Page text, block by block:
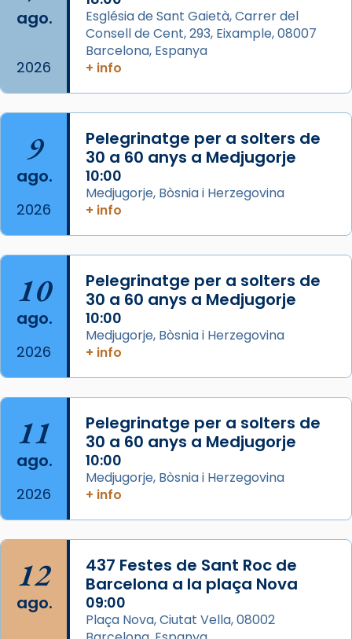
Aquest dilluns, 27 de juliol, ha tingut lloc la
missa d’acció de gràcies en agraïment al
comitè organitzador de la visita apostòlica
L’arquebisbe de Barcelona, el cardenal Joan
Josep Omella, ha presidit la missa i l’ha
concelebrat el bisbe auxiliar de Barcelona,
Mons. David Abadías.
📸 Dr. G. Simón
Foto
Arquebisbat de Barcelona
2 weeks ago
Memòria de les santes Juliana i
Acompanyant la història de sant Cugat, a
partir de l’Edat Mitjana sorgeix la tradició
que les santes Juliana (“relatiu a Júlia”) i
Semproniana (“relatiu a Semprònia =
eterna”) són deixebles seves. I l’any 1667, el
frare Joan Gaspar Roig, afirma en una obra
que les santes són filles de l’antiga Iluro.
Mataró en reivindicarà les relíq
Foto
View on Facebook · Share
ago.
2026
Església de Sant Gaietà, Carrer del
Consell de Cent, 293, Eixample, 08007
Barcelona, Espanya
+ info
9
ago.
2026
Pelegrinatge per a solters de
30 a 60 anys a Medjugorje
10:00
Medjugorje, Bòsnia i Herzegovina
+ info
10
ago.
2026
Pelegrinatge per a solters de
30 a 60 anys a Medjugorje
10:00
Medjugorje, Bòsnia i Herzegovina
+ info
11
ago.
2026
Pelegrinatge per a solters de
30 a 60 anys a Medjugorje
10:00
Medjugorje, Bòsnia i Herzegovina
+ info
12
ago.
437 Festes de Sant Roc de
Barcelona a la plaça Nova
09:00
Plaça Nova, Ciutat Vella, 08002